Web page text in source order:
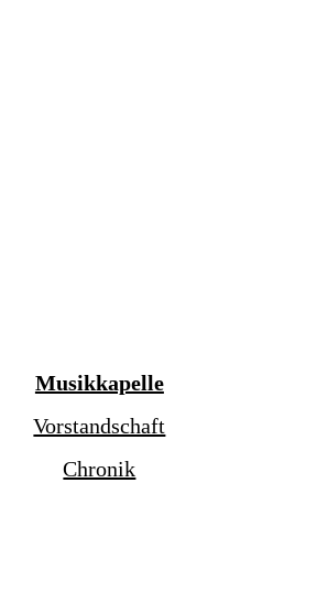
Musikkapelle
Vorstandschaft
Chronik